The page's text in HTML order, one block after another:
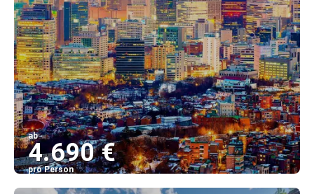
ab
4.690 €
pro Person
Sehen